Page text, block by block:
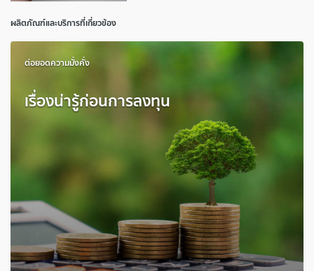
ผลิตภัณฑ์และบริการที่เกี่ยวข้อง
ต่อยอดความมั่งคั่ง
เรื่องน่ารู้ก่อนการลงทุน